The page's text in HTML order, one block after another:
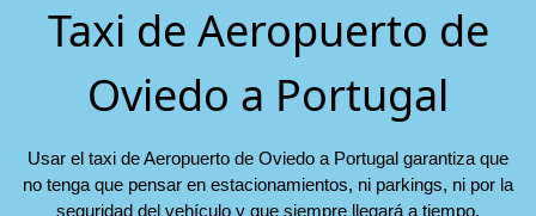
Taxi de Aeropuerto de
Oviedo a Portugal
Usar el taxi de Aeropuerto de Oviedo a Portugal garantiza que
no tenga que pensar en estacionamientos, ni parkings, ni por la
seguridad del vehículo y que siempre llegará a tiempo.